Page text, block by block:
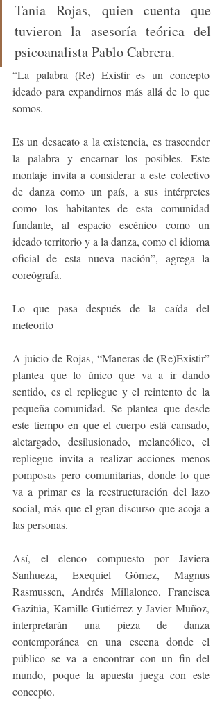
Tania Rojas, quien cuenta que
tuvieron la asesoría teórica del
psicoanalista Pablo Cabrera.
“La palabra (Re) Existir es un concepto
ideado para expandirnos más allá de lo que
somos.
Es un desacato a la existencia, es trascender
la palabra y encarnar los posibles. Este
montaje invita a considerar a este colectivo
de danza como un país, a sus intérpretes
como los habitantes de esta comunidad
fundante, al espacio escénico como un
ideado territorio y a la danza, como el idioma
oficial de esta nueva nación”, agrega la
coreógrafa.
Lo que pasa después de la caída del
meteorito
A juicio de Rojas, “Maneras de (Re)Existir”
plantea que lo único que va a ir dando
sentido, es el repliegue y el reintento de la
pequeña comunidad. Se plantea que desde
este tiempo en que el cuerpo está cansado,
aletargado, desilusionado, melancólico, el
repliegue invita a realizar acciones menos
pomposas pero comunitarias, donde lo que
va a primar es la reestructuración del lazo
social, más que el gran discurso que acoja a
las personas.
Así, el elenco compuesto por Javiera
Sanhueza, Exequiel Gómez, Magnus
Rasmussen, Andrés Millalonco, Francisca
Gazitúa, Kamille Gutiérrez y Javier Muñoz,
interpretarán una pieza de danza
contemporánea en una escena donde el
público se va a encontrar con un fin del
mundo, poque la apuesta juega con este
concepto.